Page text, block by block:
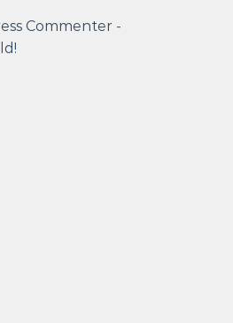
Commenter -